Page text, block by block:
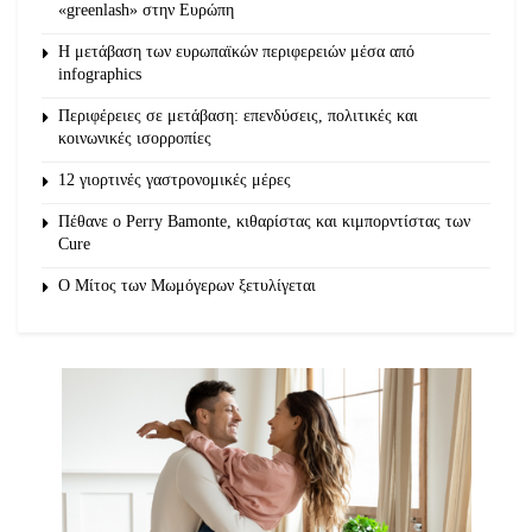
«greenlash» στην Ευρώπη
Η μετάβαση των ευρωπαϊκών περιφερειών μέσα από
infographics
Περιφέρειες σε μετάβαση: επενδύσεις, πολιτικές και
κοινωνικές ισορροπίες
12 γιορτινές γαστρονομικές μέρες
Πέθανε ο Perry Bamonte, κιθαρίστας και κιμπορντίστας των
Cure
O Μίτος των Μωμόγερων ξετυλίγεται